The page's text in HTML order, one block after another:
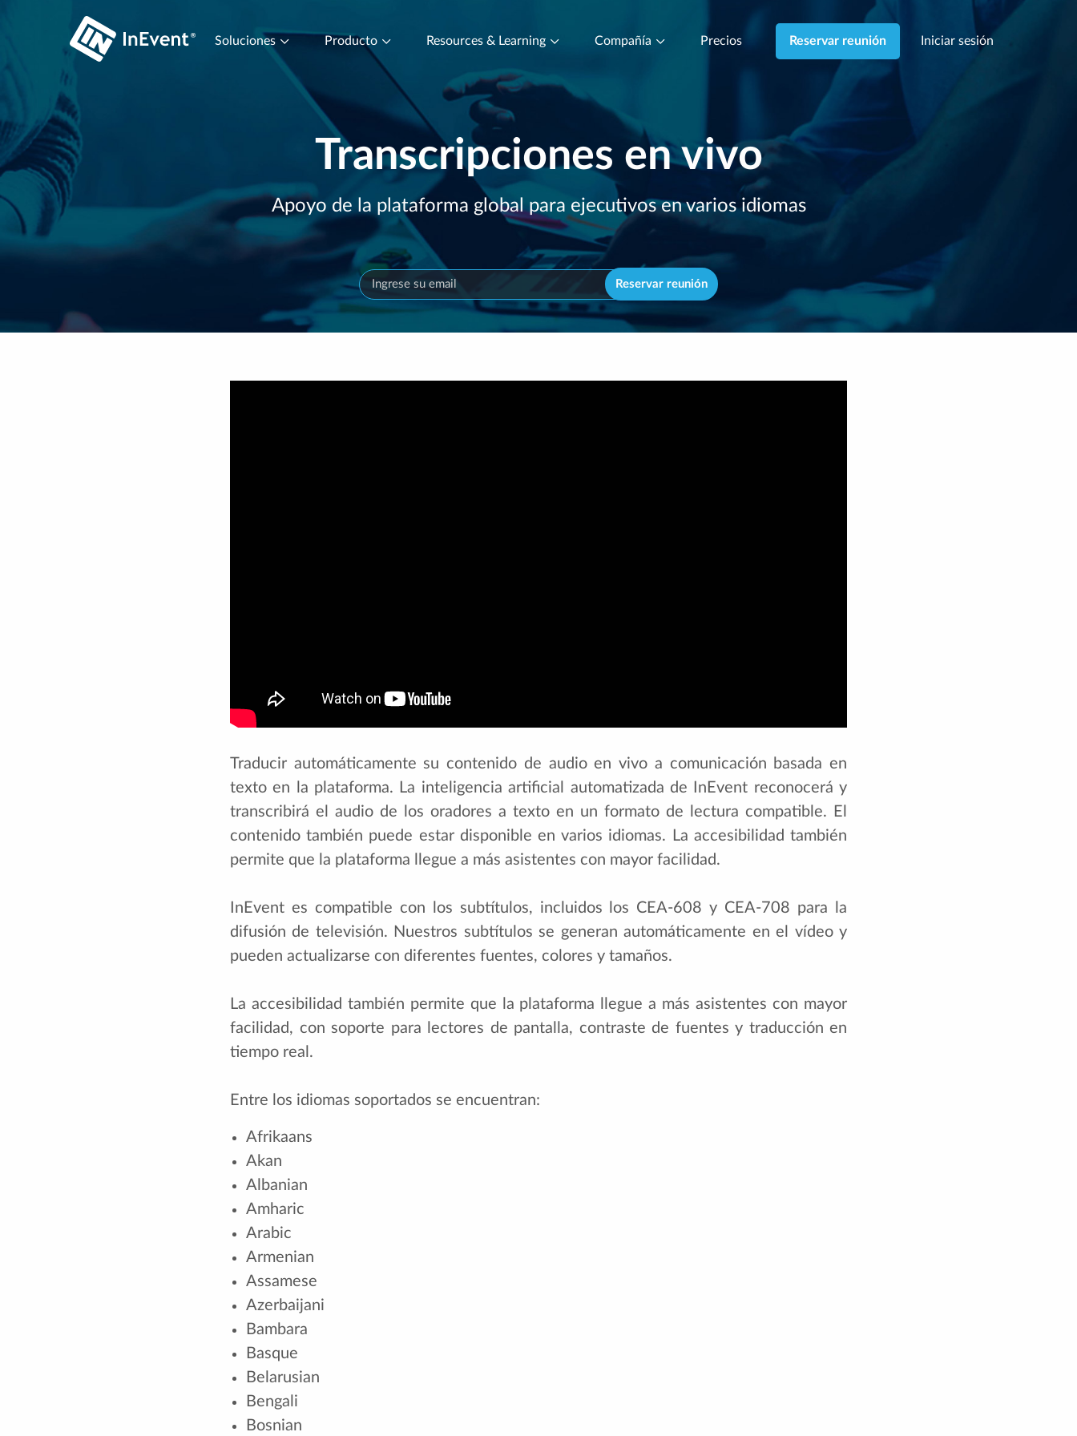
Soluciones Producto Resources & Learning Compañía Precios Reservar reunión Iniciar sesión
Transcripciones en vivo
Apoyo de la plataforma global para ejecutivos en varios idiomas
Reservar reunión
Traducir automáticamente su contenido de audio en vivo a comunicación basada en
texto en la plataforma. La inteligencia artificial automatizada de InEvent reconocerá y
transcribirá el audio de los oradores a texto en un formato de lectura compatible. El
contenido también puede estar disponible en varios idiomas. La accesibilidad también
permite que la plataforma llegue a más asistentes con mayor facilidad.
InEvent es compatible con los subtítulos, incluidos los CEA-608 y CEA-708 para la
difusión de televisión. Nuestros subtítulos se generan automáticamente en el vídeo y
pueden actualizarse con diferentes fuentes, colores y tamaños.
La accesibilidad también permite que la plataforma llegue a más asistentes con mayor
facilidad, con soporte para lectores de pantalla, contraste de fuentes y traducción en
tiempo real.
Entre los idiomas soportados se encuentran:
Afrikaans
Akan
Albanian
Amharic
Arabic
Armenian
Assamese
Azerbaijani
Bambara
Basque
Belarusian
Bengali
Bosnian